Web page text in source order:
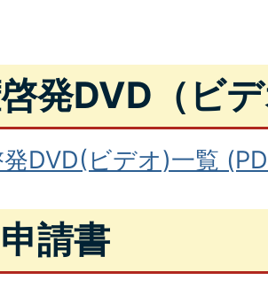
発DVD（ビ
発DVD(ビデオ)一覧
請書